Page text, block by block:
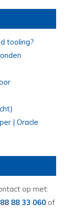
tooling?
| Oracle
op met:
88 33 060 of